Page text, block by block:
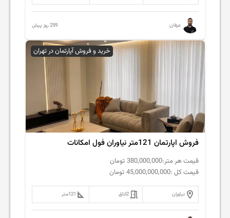
عرفان 259 روز پیش
خرید و فروش آپارتمان در تهران
فروش اپارتمان 121متر نیاوران فول امکانات
قیمت هر متر:380,000,000 تومان
قیمت کل :45,000,000,000 تومان
نیاوران 2اتاق 121متر